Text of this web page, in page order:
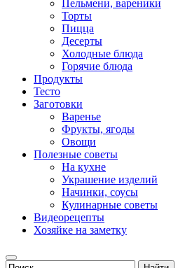
Пельмени, вареники
Торты
Пицца
Десерты
Холодные блюда
Горячие блюда
Продукты
Тесто
Заготовки
Варенье
Фрукты, ягоды
Овощи
Полезные советы
На кухне
Украшение изделий
Начинки, соусы
Кулинарные советы
Видеорецепты
Хозяйке на заметку